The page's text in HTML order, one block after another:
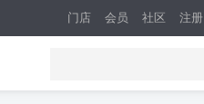
注册
门店 会员 社区